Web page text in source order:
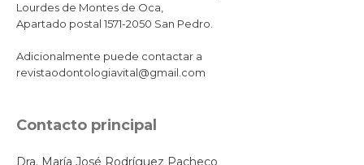
Lourdes de Montes de Oca,
Apartado postal 1571-2050 San Pedro.
Adicionalmente puede contactar a
revistaodontologiavital@gmail.com
Contacto principal
Dra. María José Rodríguez Pacheco